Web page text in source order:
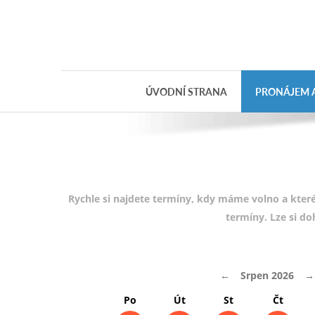
ÚVODNÍ STRANA PRONÁJEM
Rychle si najdete termíny, kdy máme volno a
termíny. Lze si
← Srpen 2026
→
Po
Út St Čt
poukazu